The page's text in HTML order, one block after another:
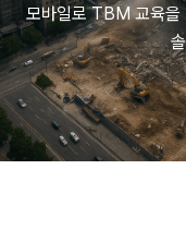
모바일로 TBM 교육을